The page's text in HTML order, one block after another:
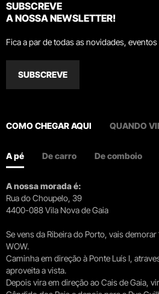
SUBSCREVE
A NOSSA NEWSLETTER!
Fica a par de todas as novidades, eventos
SUBSCREVE
COMO CHEGAR AQUI QUANDO
A pé De carro De comboio
A nossa morada é:
Rua do Choupelo, 39
4400-088 Vila Nova de Gaia
Se vens da Ribeira do Porto, vais
WOW.
Caminha em direção à Ponte Luís I,
aproveita a vista.
Depois vira em direção ao Cais de Gaia,